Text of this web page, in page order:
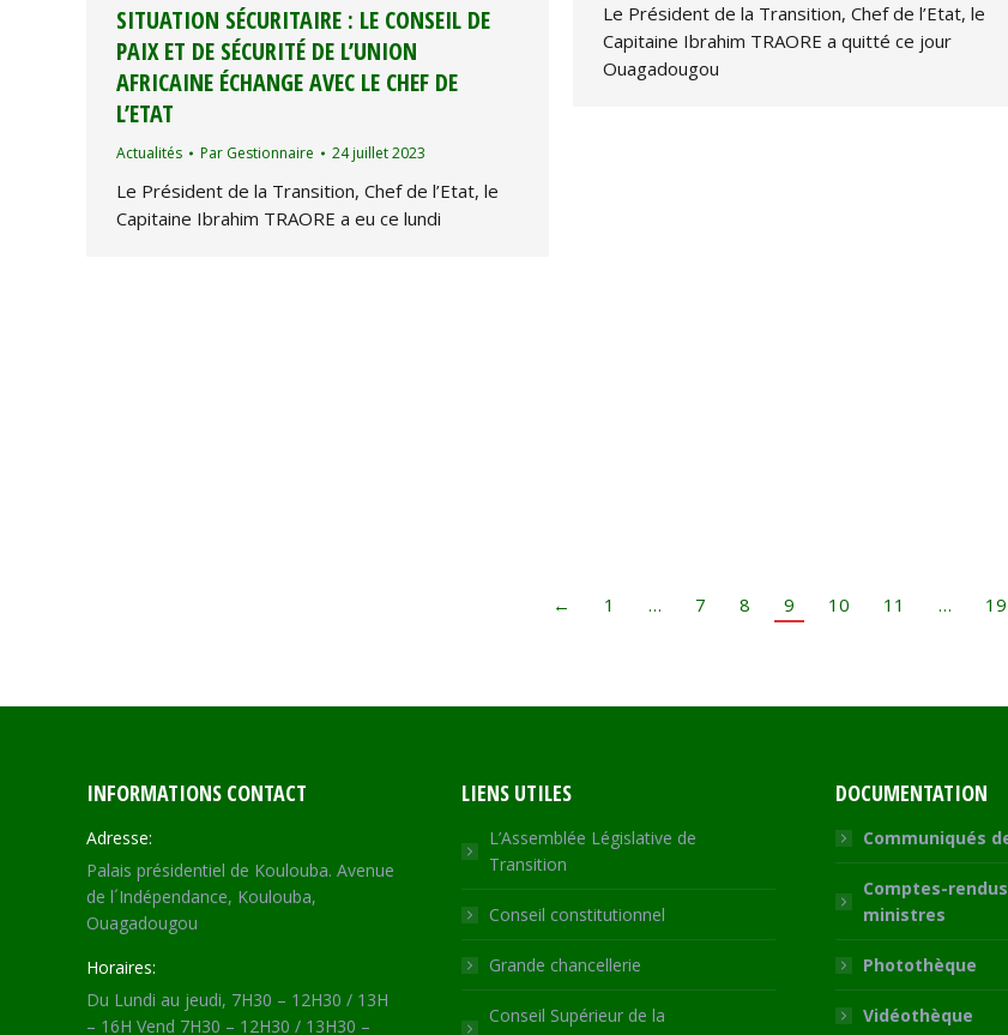
Le Président de la Transition, Chef de l’Etat, le
Capitaine Ibrahim TRAORE a quitté ce jour
Ouagadougou
SITUATION SÉCURITAIRE : LE CONSEIL DE
PAIX ET DE SÉCURITÉ DE L’UNION
AFRICAINE ÉCHANGE AVEC LE CHEF DE
L’ETAT
Actualités Par Gestionnaire 24 juillet 2023
Le Président de la Transition, Chef de l’Etat, le
Capitaine Ibrahim TRAORE a eu ce lundi
← 1 … 7 8 9 10 11 … 19
INFORMATIONS CONTACT
Adresse:
Palais présidentiel de Koulouba. Avenue
de l´Indépendance, Koulouba,
Ouagadougou
Horaires:
Du Lundi au jeudi, 7H30 – 12H30 / 13H
– 16H Vend 7H30 – 12H30 / 13H30 –
LIENS UTILES
L’Assemblée Législative de
Transition
Conseil constitutionnel
Grande chancellerie
Conseil Supérieur de la
DOCUMENTATION
Communiqués
Comptes-
ministres
Photothèque
Vidéothèque